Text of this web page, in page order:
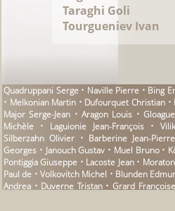
Taraghi Goli
Tourgueniev Ivan
Quadruppani Serge • Naville Pierre • Bing
• Melkonian Martin • Dufourquet Christian
Major Serge-Jean • Aragon Louis •
Michèle • Laguionie Jean-François •
Silberzahn Olivier • Barberine Jean-
Georges • Janouch Gustav • Muel Bruno •
Pontiggia Giuseppe • Lacoste Jean •
Paul de • Volkovitch Michel • Blunden
Andrea • Duverne Tristan • Grard